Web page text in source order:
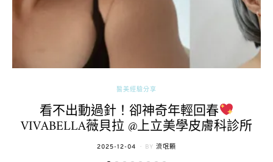
醫美經驗分享
看不出動過針！卻神奇年輕回春
VIVABELLA薇貝拉 @上立美學皮膚科診所
POSTED
2025-12-04 BY 流氓顆